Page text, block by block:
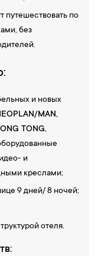
путешествовать по
без
и новых
MAN,
TONG,
и
креслами;
9 дней/ 8 ночей;
отеля.